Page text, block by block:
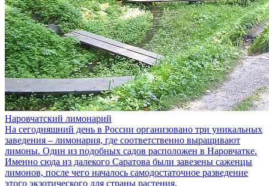
Наровчатский лимонарий
На сегодняшний день в России организовано три уникальных
заведения – лимонария, где соответственно выращивают
лимоны. Один из подобных садов расположен в Наровчатке.
Именно сюда из далекого Саратова были завезены саженцы
лимонов, после чего началось самодостаточное разведение
этого экзотического для страны растения.